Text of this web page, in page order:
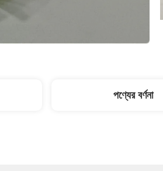
পণ্যের বর্ণনা